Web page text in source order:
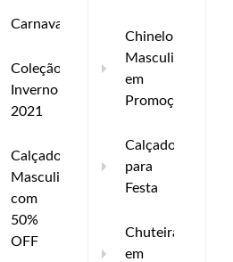
Carnaval
Coleção
Inverno
2021
Calçados
Masculino
com
50%
OFF
Chinelo
Masculino
em
Promoção
Calçados
para
Festa
Chuteira
em